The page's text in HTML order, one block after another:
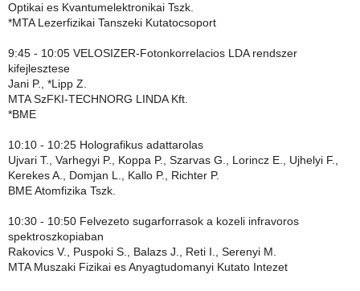
Optikai es Kvantumelektronikai Tszk.
*MTA Lezerfizikai Tanszeki Kutatocsoport
9:45 - 10:05 VELOSIZER-Fotonkorrelacios LDA rendszer
kifejlesztese
Jani P., *Lipp Z.
MTA SzFKI-TECHNORG LINDA Kft.
*BME
10:10 - 10:25 Holografikus adattarolas
Ujvari T., Varhegyi P., Koppa P., Szarvas G., Lorincz E., Ujhelyi F.,
Kerekes A., Domjan L., Kallo P., Richter P.
BME Atomfizika Tszk.
10:30 - 10:50 Felvezeto sugarforrasok a kozeli infravoros
spektroszkopiaban
Rakovics V., Puspoki S., Balazs J., Reti I., Serenyi M.
MTA Muszaki Fizikai es Anyagtudomanyi Kutato Intezet